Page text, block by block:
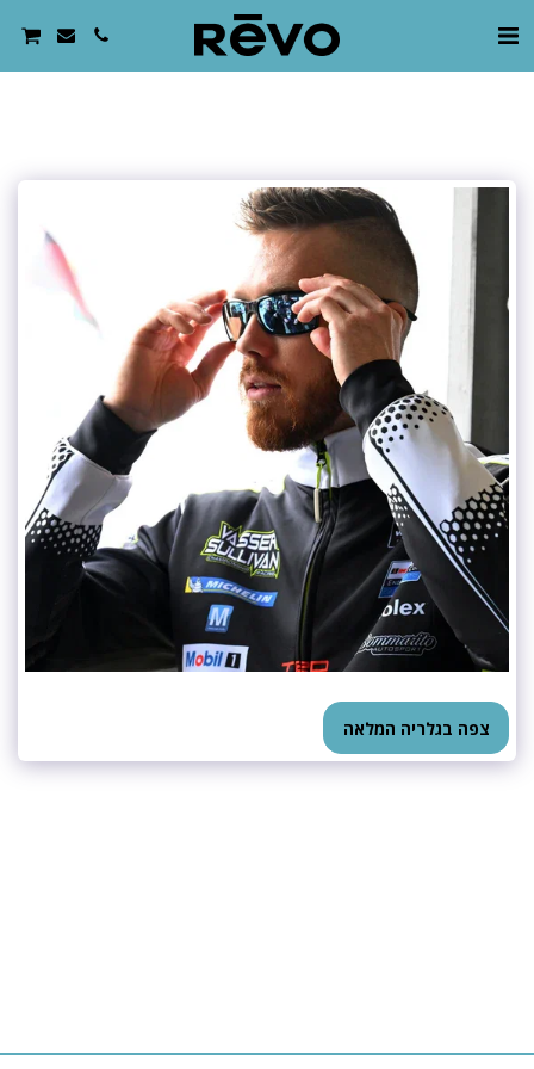
צפה בגלריה המלאה